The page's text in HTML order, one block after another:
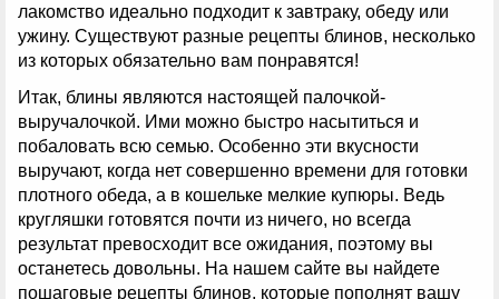
лакомство идеально подходит к завтраку, обеду или
ужину. Существуют разные рецепты блинов, несколько
из которых обязательно вам понравятся!
Итак, блины являются настоящей палочкой-
выручалочкой. Ими можно быстро насытиться и
побаловать всю семью. Особенно эти вкусности
выручают, когда нет совершенно времени для готовки
плотного обеда, а в кошельке мелкие купюры. Ведь
кругляшки готовятся почти из ничего, но всегда
результат превосходит все ожидания, поэтому вы
останетесь довольны. На нашем сайте вы найдете
пошаговые рецепты блинов, которые пополнят вашу